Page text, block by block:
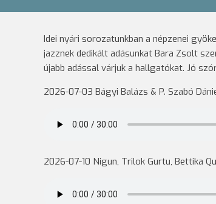
Idei nyári sorozatunkban a népzenei
jazznek dedikált adásunkat Bara Zsolt
újabb adással várjuk a hallgatókat. Jó
2026-07-03 Bágyi Balázs & P. Szabó
2026-07-10 Nigun, Trilok Gurtu, Bettika